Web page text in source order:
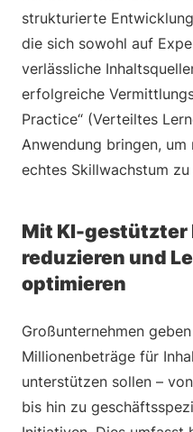
strukturierte
die sich sowohl auf
verlässliche
erfolgreiche
Practice“ (Verteiltes
Anwendung bringen,
echtes Skillwachstum
Mit KI-gestützter
reduzieren und
optimieren
Großunternehmen
Millionenbeträge für
unterstützen sollen –
bis hin zu